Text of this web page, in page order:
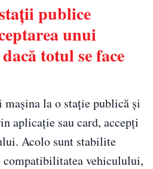
publice
unui
totul se face
la o stație publică și
aplicație sau card, accepți
Acolo sunt stabilite
vehiculului,